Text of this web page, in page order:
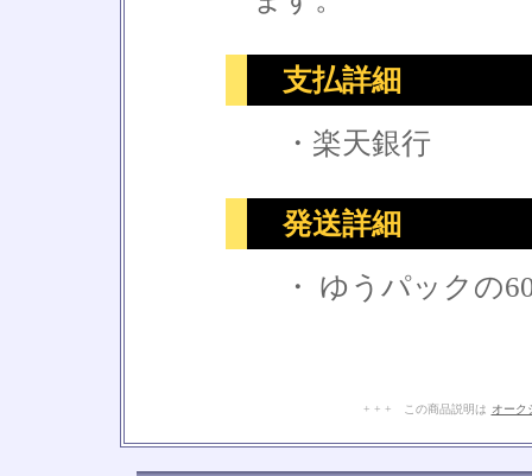
支払詳細
・楽天銀行
発送詳細
・ ゆうパックの
+ + + この商品説明は オーク